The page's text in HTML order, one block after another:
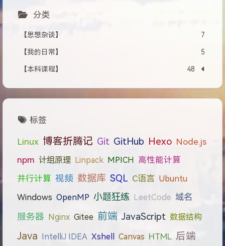
分类
【思想杂谈】 7
【我的日常】 5
【本科课程】 48
标签
Linux 博客折腾记 Git GitHub Hexo Node.js
npm 计组原理 Linpack MPICH 高性能计算
并行计算 视频 数据库 SQL C语言 Ubuntu
Windows OpenMP 小题狂练 LeetCode 域名
服务器 Nginx Gitee 前端 JavaScript 数据结构
Java IntelliJ IDEA Xshell Canvas HTML 后端